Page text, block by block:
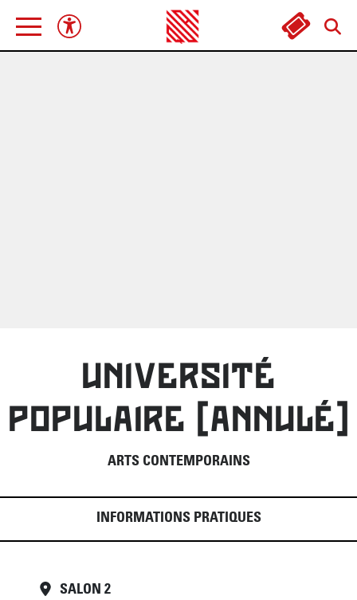
UNIVERSITÉ
POPULAIRE [ANNULÉ]
ARTS CONTEMPORAINS
INFORMATIONS PRATIQUES
SALON 2